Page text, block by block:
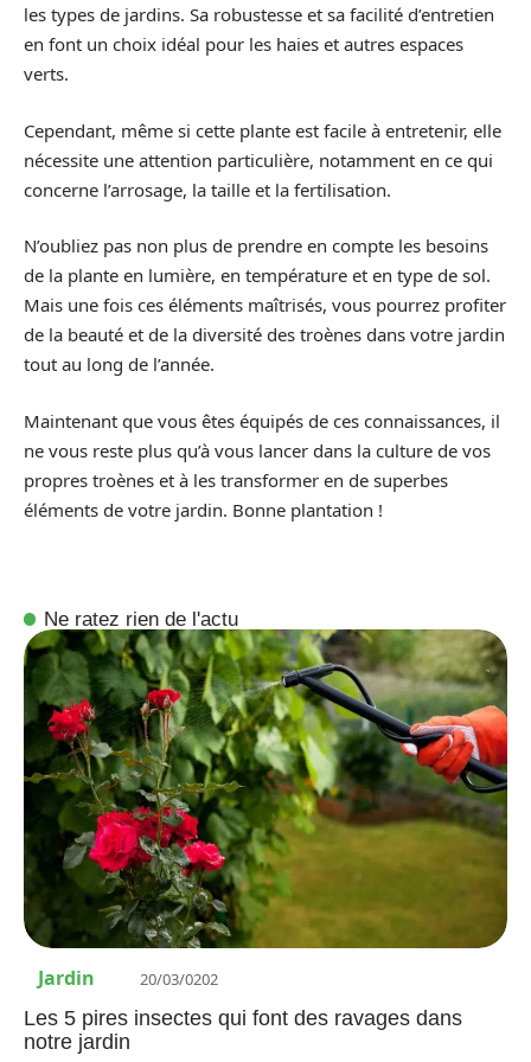
les types de jardins. Sa robustesse et sa facilité d’entretien
en font un choix idéal pour les haies et autres espaces
verts.
Cependant, même si cette plante est facile à entretenir, elle
nécessite une attention particulière, notamment en ce qui
concerne l’arrosage, la taille et la fertilisation.
N’oubliez pas non plus de prendre en compte les besoins
de la plante en lumière, en température et en type de sol.
Mais une fois ces éléments maîtrisés, vous pourrez profiter
de la beauté et de la diversité des troènes dans votre jardin
tout au long de l’année.
Maintenant que vous êtes équipés de ces connaissances, il
ne vous reste plus qu’à vous lancer dans la culture de vos
propres troènes et à les transformer en de superbes
éléments de votre jardin. Bonne plantation !
Ne ratez rien de l'actu
Jardin 20/03/0202
Les 5 pires insectes qui font des ravages dans
notre jardin